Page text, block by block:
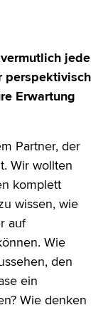
jede
perspektivisch
Erwartung
Partner, der
Wir wollten
komplett
wissen, wie
auf
Wie
den
ein
Wie denken